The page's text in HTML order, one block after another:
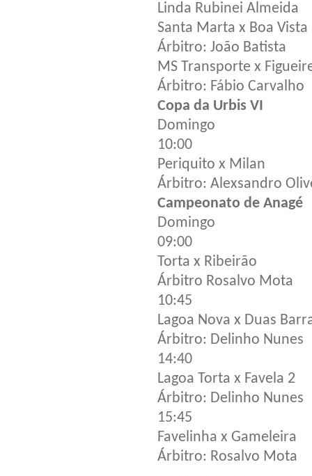
Linda Rubinei Almeida
Santa Marta x Boa Vista
Árbitro: João Batista
MS Transporte x
Árbitro: Fábio Carvalho
Copa da Urbis VI
Domingo
10:00
Periquito x Milan
Árbitro: Alexsandro
Campeonato de Anagé
Domingo
09:00
Torta x Ribeirão
Árbitro Rosalvo Mota
10:45
Lagoa Nova x Duas
Árbitro: Delinho Nunes
14:40
Lagoa Torta x Favela 2
Árbitro: Delinho Nunes
15:45
Favelinha x Gameleira
Árbitro: Rosalvo Mota